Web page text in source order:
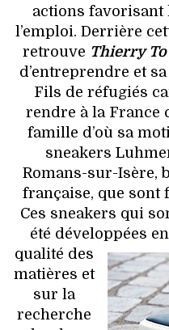
actions favorisant
l’emploi. Derrière
retrouve Thierry To
d’entreprendre et
Fils de réfugiés
rendre à la France
famille d’où sa
sneakers
Romans-sur-Isère,
française, que sont
Ces sneakers qui
été développées
qualité des
matières et
sur la
recherche